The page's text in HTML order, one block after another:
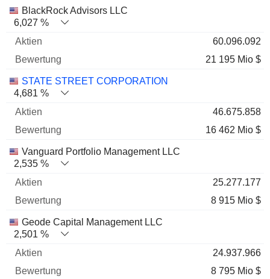
BlackRock Advisors LLC
6,027 %
60.096.092
21 195 Mio $
STATE STREET CORPORATION
4,681 %
46.675.858
16 462 Mio $
Vanguard Portfolio Management LLC
2,535 %
25.277.177
8 915 Mio $
Geode Capital Management LLC
2,501 %
24.937.966
8 795 Mio $